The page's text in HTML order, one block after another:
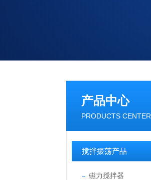
产品中心
PRODUCTS CENTER
搅拌振荡产品
磁力搅拌器